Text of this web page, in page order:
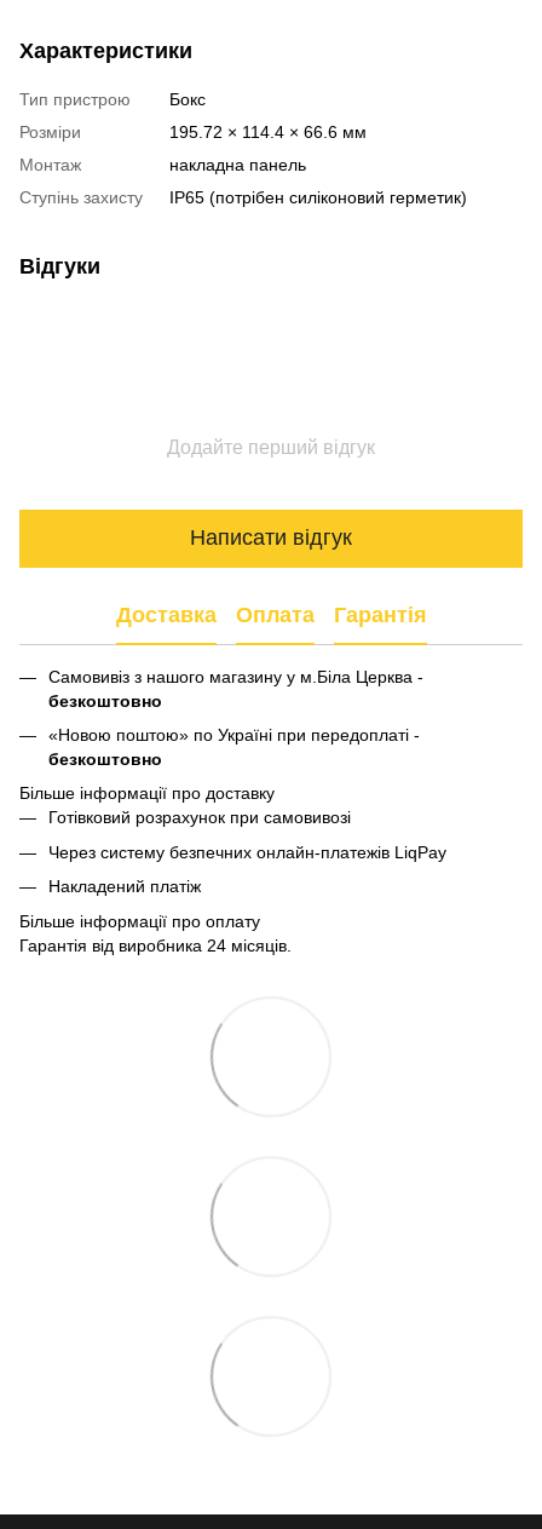
Характеристики
Тип пристрою
Бокс
Розміри
195.72 × 114.4 × 66.6 мм
Монтаж
накладна панель
Ступінь захисту
IP65 (потрібен силіконовий герметик)
Відгуки
Додайте перший відгук
Написати відгук
Доставка Оплата Гарантія
Самовивіз з нашого магазину у м.Біла Церква -
безкоштовно
«Новою поштою» по Україні при передоплаті -
безкоштовно
Більше інформації про доставку
Готівковий розрахунок при самовивозі
Через систему безпечних онлайн-платежів LiqPay
Накладений платіж
Більше інформації про оплату
Гарантія від виробника 24 місяців.